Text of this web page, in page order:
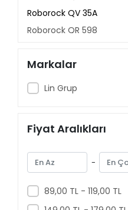
Roborock QV 35A
Roborock QR 598
Roborock Saros Z70
Roborock Saros Rover
Roborock Saros 10R
Roborock Saros 10
Roborock Q10P+
Roborock Q10V+
Roborock Q10P
Markalar
Lin Grup
Fiyat Aralıkları
-
89,00 TL - 119,00 TL